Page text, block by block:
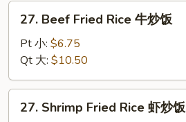
炒
Beef
Fried
Rice
牛
炒
27. Beef Fried Rice 牛炒饭
Pt 小: $6.75
Qt 大: $10.50
Shrimp
27. Shrimp Fried Rice 虾炒饭